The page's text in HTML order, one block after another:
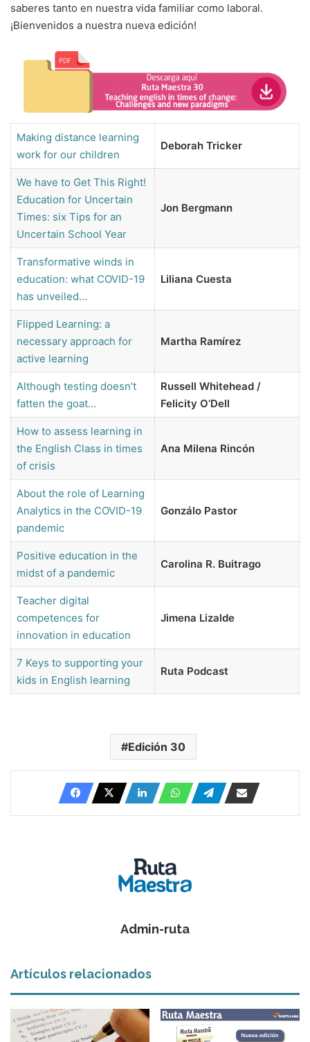
saberes tanto en nuestra vida familiar como laboral.
¡Bienvenidos a nuestra nueva edición!
Making distance learning
work for our children
Deborah Tricker
We have to Get This Right!
Education for Uncertain
Times: six Tips for an
Uncertain School Year
Jon Bergmann
Transformative winds in
education: what COVID-19
has unveiled…
Liliana Cuesta
Flipped Learning: a
necessary approach for
active learning
Martha Ramírez
Although testing doesn’t
fatten the goat…
Russell Whitehead /
Felicity O’Dell
How to assess learning in
the English Class in times
of crisis
Ana Milena Rincón
About the role of Learning
Analytics in the COVID-19
pandemic
Gonzálo Pastor
Positive education in the
midst of a pandemic
Carolina R. Buitrago
Teacher digital
competences for
innovation in education
Jimena Lizalde
7 Keys to supporting your
kids in English learning
Ruta Podcast
Edición 30
Admin-ruta
Artículos relacionados